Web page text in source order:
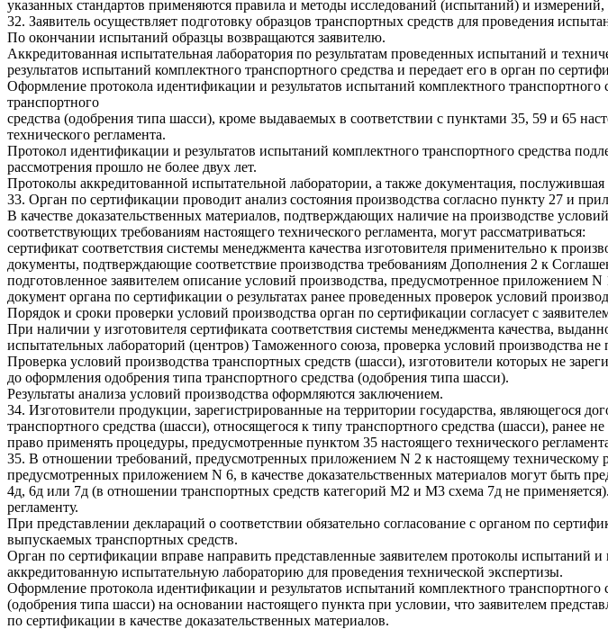
указанных стандартов применяются правила и методы исследований (испытаний) и
32. Заявитель осуществляет подготовку образцов транспортных средств для проведения
По окончании испытаний образцы возвращаются заявителю.
Аккредитованная испытательная лаборатория по результатам проведенных испытаний и
результатов испытаний комплектного транспортного средства и передает его в орган по
Оформление протокола идентификации и результатов испытаний комплектного
транспортного
средства (одобрения типа шасси), кроме выдаваемых в соответствии с пунктами 35, 59 и 65
технического регламента.
Протокол идентификации и результатов испытаний комплектного транспортного средства
рассмотрения прошло не более двух лет.
Протоколы аккредитованной испытательной лаборатории, а также документация,
33. Орган по сертификации проводит анализ состояния производства согласно пункту 27 и
В качестве доказательственных материалов, подтверждающих наличие на производстве
соответствующих требованиям настоящего технического регламента, могут рассматриваться:
сертификат соответствия системы менеджмента качества изготовителя применительно к
документы, подтверждающие соответствие производства требованиям Дополнения 2 к
подготовленное заявителем описание условий производства, предусмотренное приложением
документ органа по сертификации о результатах ранее проведенных проверок условий
Порядок и сроки проверки условий производства орган по сертификации согласует с
При наличии у изготовителя сертификата соответствия системы менеджмента качества,
испытательных лабораторий (центров) Таможенного союза, проверка условий производства не
Проверка условий производства транспортных средств (шасси), изготовители которых не
до оформления одобрения типа транспортного средства (одобрения типа шасси).
Результаты анализа условий производства оформляются заключением.
34. Изготовители продукции, зарегистрированные на территории государства, являющегося
транспортного средства (шасси), относящегося к типу транспортного средства (шасси), ранее
право применять процедуры, предусмотренные пунктом 35 настоящего технического
35. В отношении требований, предусмотренных приложением N 2 к настоящему техническому
предусмотренных приложением N 6, в качестве доказательственных материалов могут быть
4д, 6д или 7д (в отношении транспортных средств категорий M2 и M3 схема 7д не
регламенту.
При представлении деклараций о соответствии обязательно согласование с органом по
выпускаемых транспортных средств.
Орган по сертификации вправе направить представленные заявителем протоколы
аккредитованную испытательную лабораторию для проведения технической экспертизы.
Оформление протокола идентификации и результатов испытаний комплектного
(одобрения типа шасси) на основании настоящего пункта при условии, что заявителем
по сертификации в качестве доказательственных материалов.